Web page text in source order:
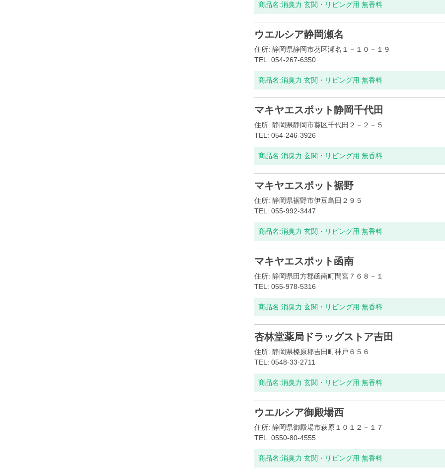
商品名:消臭力 玄関・リビング用 無香料
ウエルシア静岡瀬名
住所: 静岡県静岡市葵区瀬名１－１０－１９
TEL: 054-267-6350
商品名:消臭力 玄関・リビング用 無香料
マキヤエスポット静岡千代田
住所: 静岡県静岡市葵区千代田２－２－５
TEL: 054-246-3926
商品名:消臭力 玄関・リビング用 無香料
マキヤエスポット裾野
住所: 静岡県裾野市伊豆島田２９５
TEL: 055-992-3447
商品名:消臭力 玄関・リビング用 無香料
マキヤエスポット函南
住所: 静岡県田方郡函南町間宮７６８－１
TEL: 055-978-5316
商品名:消臭力 玄関・リビング用 無香料
杏林堂薬局ドラッグストア吉田
住所: 静岡県榛原郡吉田町神戸６５６
TEL: 0548-33-2711
商品名:消臭力 玄関・リビング用 無香料
ウエルシア御殿場西
住所: 静岡県御殿場市萩原１０１２－１７
TEL: 0550-80-4555
商品名:消臭力 玄関・リビング用 無香料